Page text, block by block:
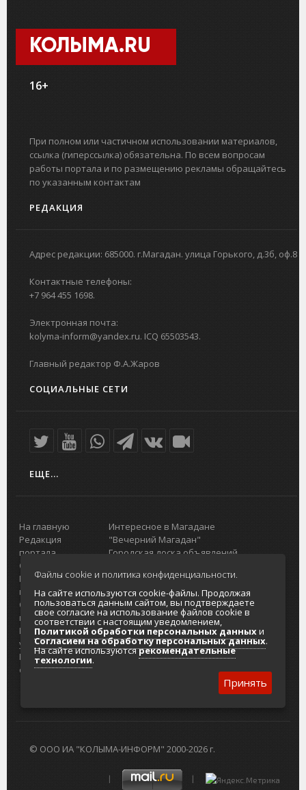
КОЛЫМА.RU
16+
При полном или частичном использовании материалов,
ссылка (гиперссылка) обязательна. По всем вопросам
работы портала и по размещению рекламы обращайтесь
по указанным контактам
РЕДАКЦИЯ
Адрес редакции: 685000. г.Магадан. улица Горького, д.3б, оф.8
Контактные телефоны:
+7 964 455 1698.
Электронная почта:
kolyma-inform@yandex.ru. ICQ 65503543.
Главный редактор Ф.А.Жаров
СОЦИАЛЬНЫЕ СЕТИ
ЕЩЕ...
На главную
Редакция
портала
О проекте
Реклама на
портале
Отзывы и
предложения
Интернет-
услуги
Разработка
сайтов
Интересное в Магадане
"Вечерний Магадан"
Городская доска объявлений
Главный туристический портал
Колымы
Политика в отношении обработки
персональных данных
Согласие на обработку персональных
данных
© ООО ИА "КОЛЫМА-ИНФОРМ" 2000-2026 г.
Файлы cookie и политика конфиденциальности.
На сайте используются cookie-файлы. Продолжая
пользоваться данным сайтом, вы подтверждаете
свое согласие на использование файлов cookie в
соответствии с настоящим уведомлением,
Политикой обработки персональных данныхи
Согласием на обработку персональных данных.
На сайте используютсярекомендательные
технологии.
Принять